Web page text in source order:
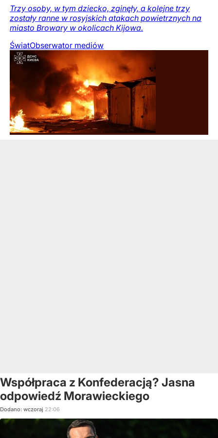
Trzy osoby, w tym dziecko, zginęły, a kolejne trzy
zostały ranne w rosyjskich atakach powietrznych na
miasto Browary w okolicach Kijowa.
ŚwiatObserwator mediów
Współpraca z Konfederacją? Jasna
odpowiedź Morawieckiego
Dodano: wczoraj 22:06